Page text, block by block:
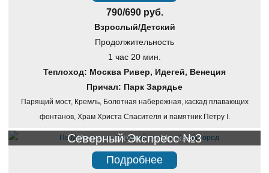
790/690 руб.
Взрослый/Детский
Продолжительность
1 час 20 мин.
Теплоход: Москва Ривер, Идегей, Венеция
Причал: Парк Зарядье
Парящий мост, Кремль, Болотная набережная, каскад плавающих
фонтанов, Храм Христа Спасителя и памятник Петру I.
Речная прогулка по Москве
Северный Экспресс №3
Подробнее